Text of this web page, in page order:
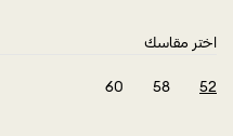
اختر مقاسك
52
58
60